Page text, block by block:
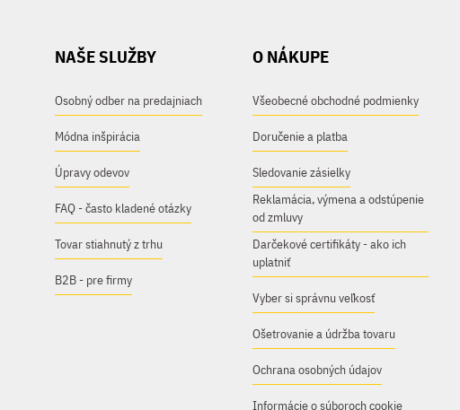
NAŠE SLUŽBY
Osobný odber na predajniach
Módna inšpirácia
Úpravy odevov
FAQ - často kladené otázky
Tovar stiahnutý z trhu
B2B - pre firmy
O NÁKUPE
Všeobecné obchodné podmienky
Doručenie a platba
Sledovanie zásielky
Reklamácia, výmena a odstúpenie
od zmluvy
Darčekové certifikáty - ako ich
uplatniť
Vyber si správnu veľkosť
Ošetrovanie a údržba tovaru
Ochrana osobných údajov
Informácie o súboroch cookie